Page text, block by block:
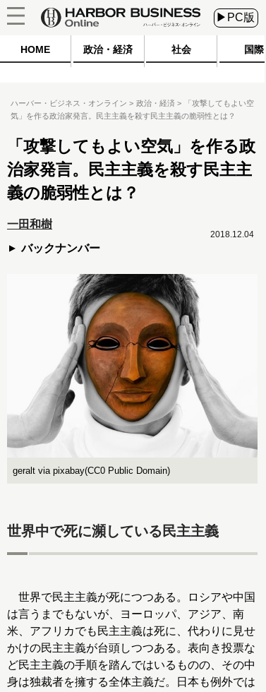
▶PC版
HOME 政治・経済 社会 国際
ハーバー・ビジネス・オンライン 政治・経済
「攻撃してもよい空
気」を作る政治家発言。民主主義を殺す民主主義の脆弱性とは？
「攻撃してもよい空気」を作る政
治家発言。民主主義を殺す民主主
義の脆弱性とは？
一田和樹
バックナンバー
2018.12.04
geralt via pixabay(CC0 Public Domain)
世界中で死に瀕している民主主義
世界で民主主義が死につつある。ロシアや中国
は言うまでもないが、ヨーロッパ、アジア、南
米、アフリカでも民主主義は死に、代わりに見せ
かけの民主主義が台頭しつつある。表向き投票な
ど民主主義の手順を踏んではいるものの、その中
身は独裁者を擁する全体主義だ。日本も例外では